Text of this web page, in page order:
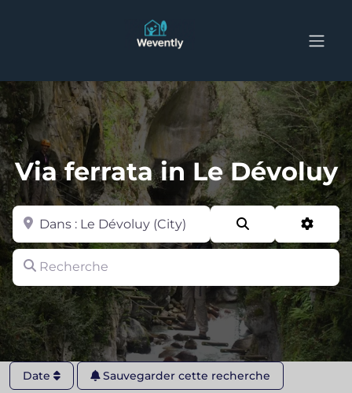
Via ferrata in Le Dévoluy
Recherche
Zone
Date Sauvegarder cette recherche